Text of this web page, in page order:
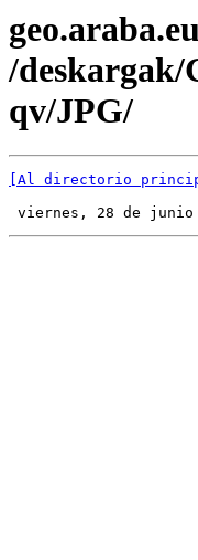
/deskargak/
qv/JPG/
[Al directorio
viernes, 28 de